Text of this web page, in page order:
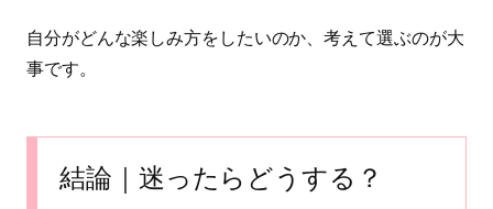
自分がどんな楽しみ方をしたいのか、考えて選ぶのが大
事です。
結論｜迷ったらどうする？